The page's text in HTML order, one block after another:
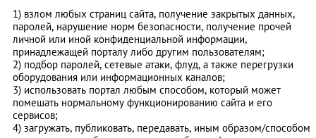
1) взлом любых страниц сайта, получение закрытых данных,
паролей, нарушение норм безопасности, получение прочей
личной или иной конфиденциальной информации,
принадлежащей порталу либо другим пользователям;
2) подбор паролей, сетевые атаки, флуд, а также перегрузки
оборудования или информационных каналов;
3) использовать портал любым способом, который может
помешать нормальному функционированию сайта и его
сервисов;
4) загружать, публиковать, передавать, иным образом/способом